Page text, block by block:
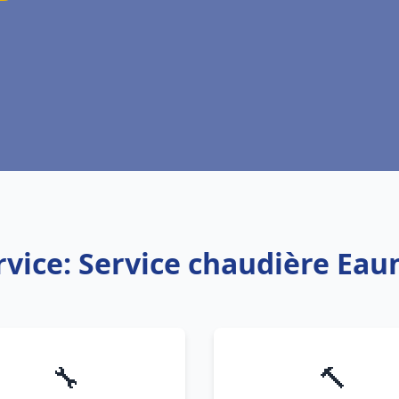
Service chaudière
🔧 🔨